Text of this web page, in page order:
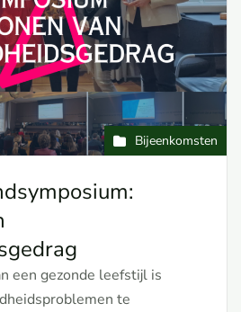
Bijeenkomsten
een gezonde leefstijl is
te